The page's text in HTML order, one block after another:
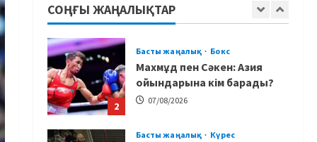
СОҢҒЫ ЖАҢАЛЫҚТАР
1
жағымсыз оқиғаны айтты
2
Басты жаңалық Бокс
Махмұд пен Сәкен: Азия
ойындарына кім барады?
07/08/2026
Басты жаңалық Күрес